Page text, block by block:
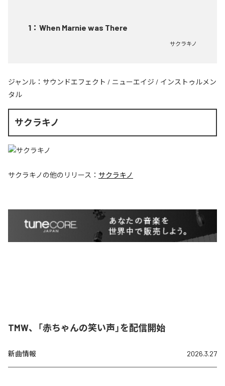
1 ： When Marnie was There
サクラキノ
ジャンル： サウンドエフェクト / ニューエイジ / インストゥルメン
タル
サクラキノ
サクラキノ の他のリリース： サクラキノ
TMW、「赤ちゃんの笑い声」を配信開始
新曲情報 2026.3.27